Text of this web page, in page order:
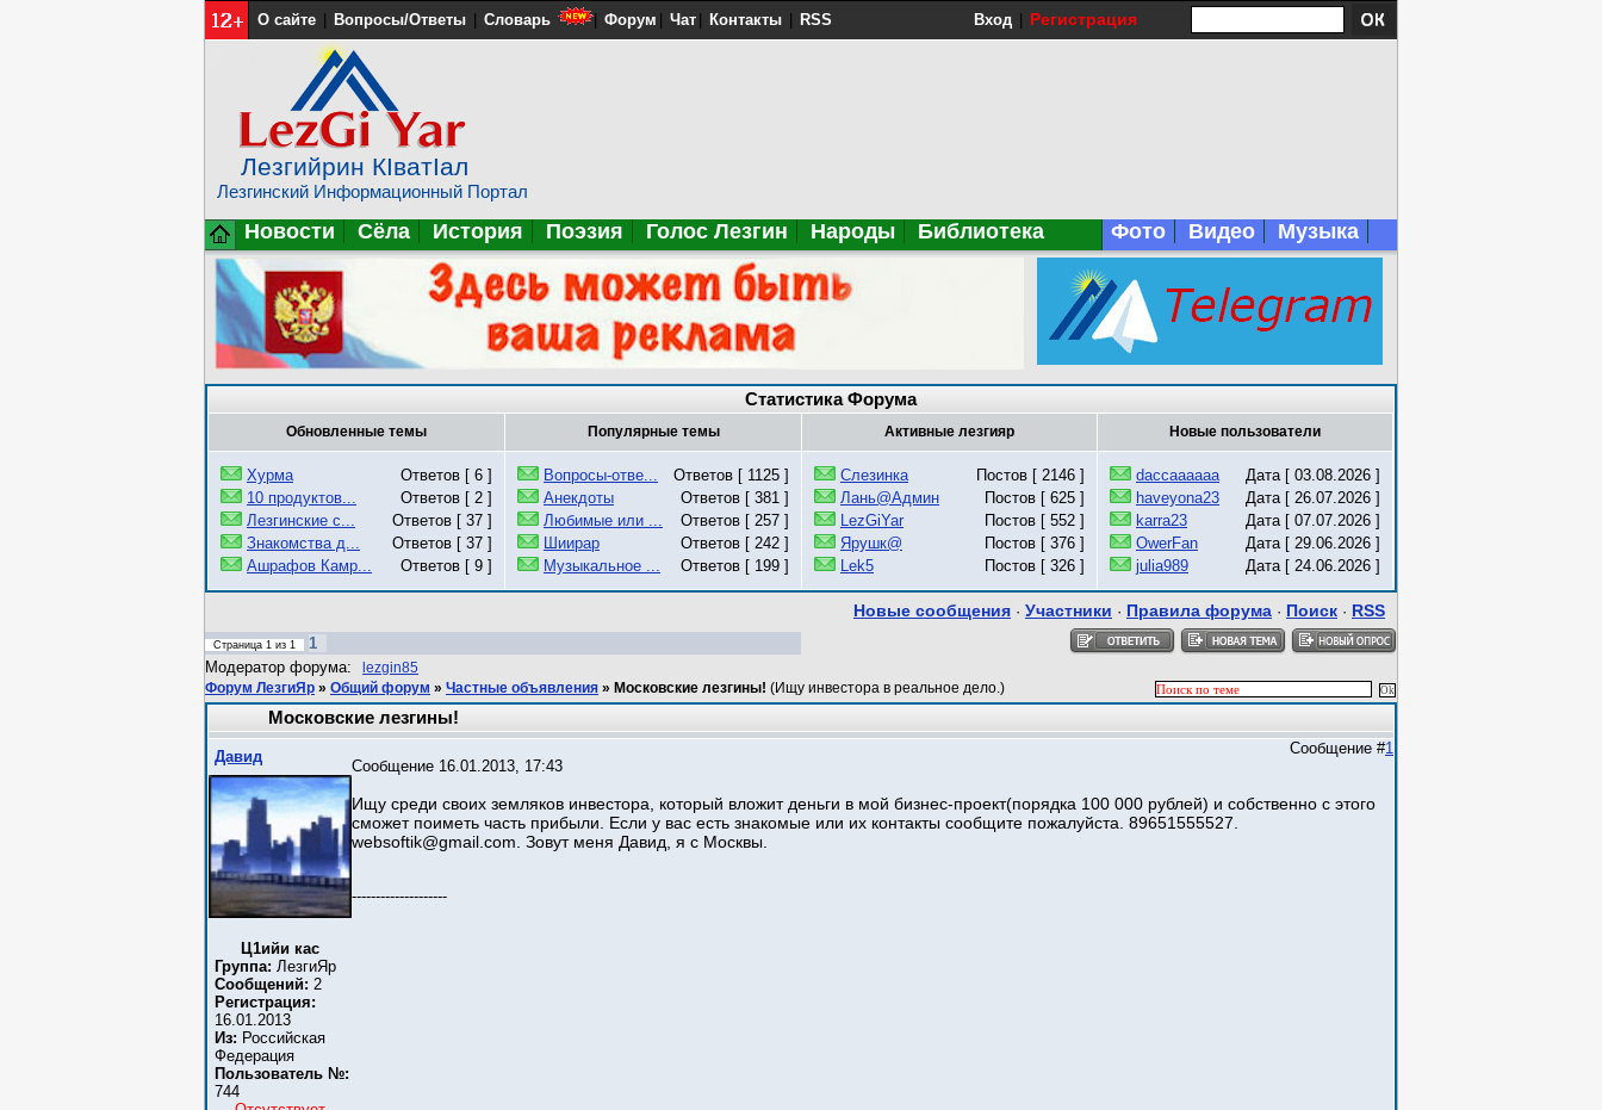
О сайте Вопросы/Ответы Словарь Форум Чат Контакты RSS Вход Регистрация
Лезгийрин КIватIал
Лезгинский Информационный Портал
Новости Сёла История Поэзия Голос Лезгин Народы Библиотека Фото Видео Музыка
Статистика Форума
Обновленные темы Популярные темы Активные лезгияр Новые пользователи
Хурма
Ответов [ 6 ]
10 продуктов...
Ответов [ 2 ]
Лезгинские с...
Ответов [ 37 ]
Знакомства д...
Ответов [ 37 ]
Ашрафов Камр...
Ответов [ 9 ]
Вопросы-отве...
Ответов [ 1125 ]
Анекдоты
Ответов [ 381 ]
Любимые или ...
Ответов [ 257 ]
Шиирар
Ответов [ 242 ]
Музыкальное ...
Ответов [ 199 ]
Слезинка
Постов [ 2146 ]
Лань@Админ
Постов [ 625 ]
LezGiYar
Постов [ 552 ]
Ярушк@
Постов [ 376 ]
Lek5
Постов [ 326 ]
daccaaaaaa
Дата [ 03.08.2026 ]
haveyona23
Дата [ 26.07.2026 ]
karra23
Дата [ 07.07.2026 ]
OwerFan
Дата [ 29.06.2026 ]
julia989
Дата [ 24.06.2026 ]
Новые сообщения · Участники · Правила форума · Поиск · RSS
Страница 1 из 1
1
Модератор форума:
lezgin85
Форум ЛезгиЯр » Общий форум » Частные объявления » Московские лезгины! (Ищу инвестора в реальное дело.)
Московские лезгины!
Давид
Сообщение 16.01.2013, 17:43
Сообщение #1
Ц1ийи кас
Группа: ЛезгиЯр
Сообщений: 2
Регистрация:
16.01.2013
Из: Российская
Федерация
Пользователь №:
744
Ищу среди своих земляков инвестора, который вложит деньги в мой бизнес-проект(порядка 100 000 рублей) и собственно с этого
сможет поиметь часть прибыли. Если у вас есть знакомые или их контакты сообщите пожалуйста. 89651555527.
websoftik@gmail.com. Зовут меня Давид, я с Москвы.
--------------------